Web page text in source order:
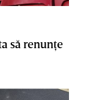
să renunţe